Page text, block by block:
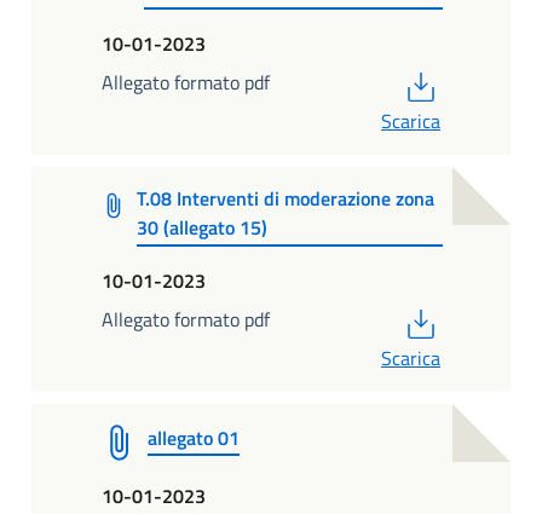
10-01-2023
Allegato formato pdf
Scarica
T.08 Interventi di moderazione zona
30 (allegato 15)
10-01-2023
Allegato formato pdf
Scarica
allegato 01
10-01-2023